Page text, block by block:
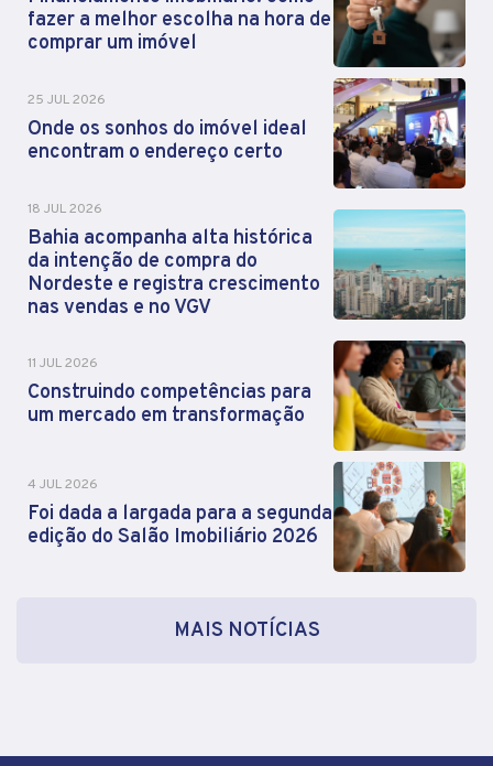
fazer a melhor escolha na hora de
comprar um imóvel
25 JUL 2026
Onde os sonhos do imóvel ideal
encontram o endereço certo
18 JUL 2026
Bahia acompanha alta histórica
da intenção de compra do
Nordeste e registra crescimento
nas vendas e no VGV
11 JUL 2026
Construindo competências para
um mercado em transformação
4 JUL 2026
Foi dada a largada para a segunda
edição do Salão Imobiliário 2026
MAIS NOTÍCIAS